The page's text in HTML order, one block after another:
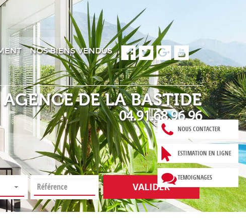
NOUS CONTACTER
ESTIMATION EN LIGNE
TEMOIGNAGES
NOS BIENS VENDUS
AGENCE DE LA BASTIDE
04.91.68.96.96
VALIDER